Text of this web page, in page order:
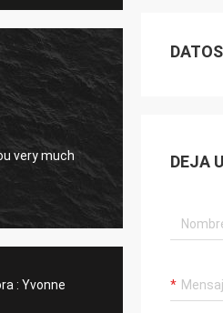
very much
I always
: Yvonne
DEJA